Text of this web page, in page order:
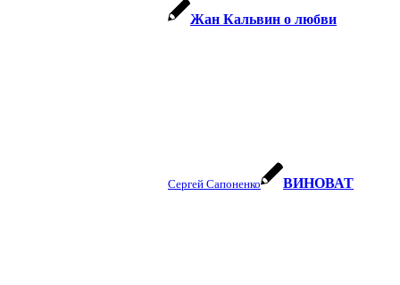
Жан Кальвин о любви
Сергей Сапоненко ВИНОВАТ